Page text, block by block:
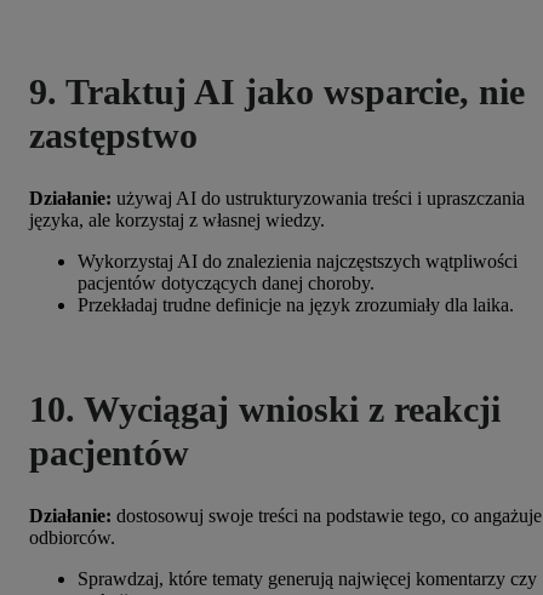
9. Traktuj AI jako wsparcie, nie
zastępstwo
Działanie: używaj AI do ustrukturyzowania treści i upraszczania
języka, ale korzystaj z własnej wiedzy.
Wykorzystaj AI do znalezienia najczęstszych wątpliwości
pacjentów dotyczących danej choroby.
Przekładaj trudne definicje na język zrozumiały dla laika.
10. Wyciągaj wnioski z reakcji
pacjentów
Działanie: dostosowuj swoje treści na podstawie tego, co angażuje
odbiorców.
Sprawdzaj, które tematy generują najwięcej komentarzy czy